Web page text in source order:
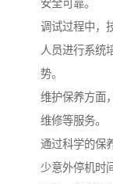
安全可靠。
调试过程中，
人员进行系统
势。
维护保养方面
维修等服务。
通过科学的保
少意外停机时